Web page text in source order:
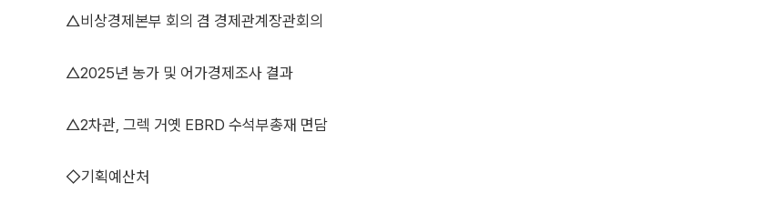
△비상경제본부 회의 겸 경제관계장관회의
△2025년 농가 및 어가경제조사 결과
△2차관, 그렉 거옛 EBRD 수석부총재 면담
◇기획예산처